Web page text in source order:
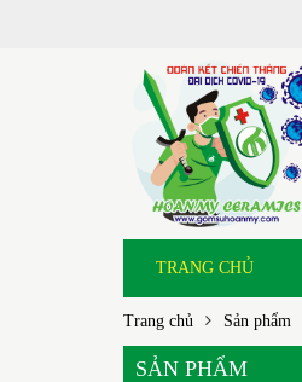
TRANG CHỦ
Trang chủ Sản phẩm
SẢN PHẨM